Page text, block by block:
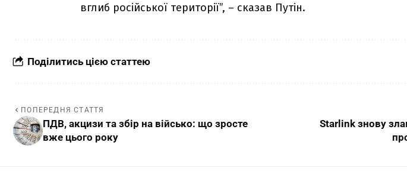
вглиб російської території”, – сказав Путін.
Поділитись цією статтею
ПОПЕРЕДНЯ СТАТТЯ
ПДВ, акцизи та збір на військо: що зросте
вже цього року
Starlink знову